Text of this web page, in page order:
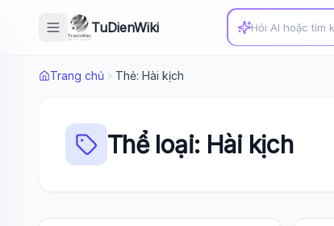
TuDienWiki
Trang chủ Thẻ: Hài kịch
Thể loại: Hài kịch